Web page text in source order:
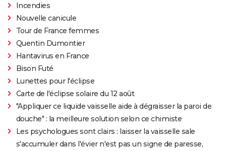
Incendies
Nouvelle canicule
Tour de France femmes
Quentin Dumontier
Hantavirus en France
Bison Futé
Lunettes pour l'éclipse
Carte de l'éclipse solaire du 12 août
"Appliquer ce liquide vaisselle aide à dégraisser la paroi de
douche" : la meilleure solution selon ce chimiste
Les psychologues sont clairs : laisser la vaisselle sale
s'accumuler dans l'évier n'est pas un signe de paresse,